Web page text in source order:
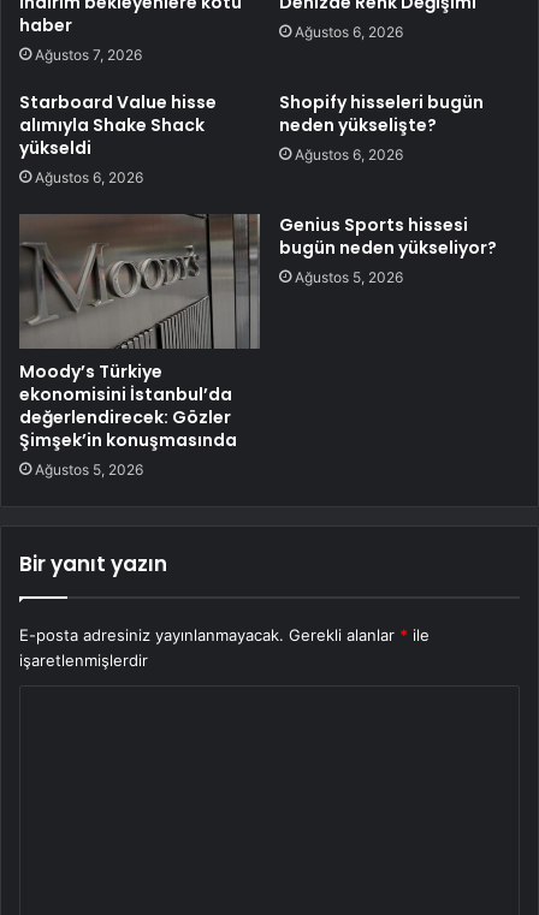
haber
Ağustos 7, 2026
Ağustos 6, 2026
Starboard Value hisse
alımıyla Shake Shack
yükseldi
Ağustos 6, 2026
Shopify hisseleri bugün
neden yükselişte?
Ağustos 6, 2026
Moody’s Türkiye
ekonomisini İstanbul’da
değerlendirecek: Gözler
Şimşek’in konuşmasında
Ağustos 5, 2026
Genius Sports hissesi
bugün neden yükseliyor?
Ağustos 5, 2026
Bir yanıt yazın
E-posta adresiniz yayınlanmayacak. Gerekli alanlar * ile
işaretlenmişlerdir